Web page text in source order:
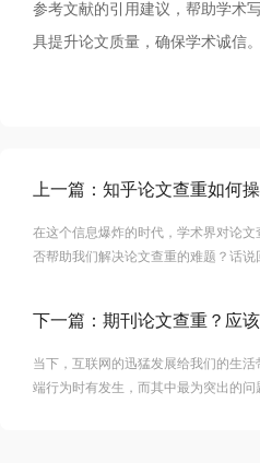
参考文献的引用建议，帮助学术
具提升论文质量，确保学术诚信
上一篇： 知乎论文查重如何
在这个信息爆炸的时代，学术界对论
否帮助我们解决论文查重的难题？话说
下一篇： 期刊论文查重？应
当下，互联网的迅猛发展给我们的生
端行为时有发生，而其中最为突出的问